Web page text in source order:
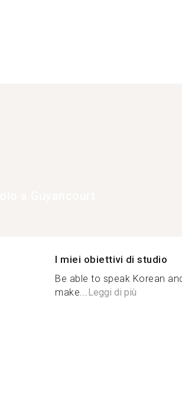
I miei obiettivi di studio
Be able to speak Korean
make... Leggi di più